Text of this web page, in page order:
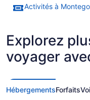
Activités à
Explorez
voyager
HébergementsForfaits